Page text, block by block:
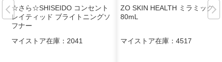
☆さら☆SHISEIDO コンセント
レイティッド ブライトニングソ
フナー
マイストア在庫： 2041
ZO SKIN HEALTH ミラミックス
80mL
マイストア在庫： 4517